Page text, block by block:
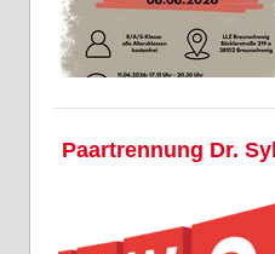
Paartrennung Dr.